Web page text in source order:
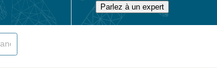
Parlez à un expert